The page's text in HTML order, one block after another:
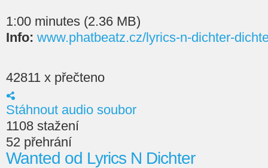
1:00 minutes (2.36 MB)
Info: www.phatbeatz.cz/lyrics-n-dichter-
42811 x přečteno
Stáhnout audio soubor
1108 stažení
52 přehrání
Wanted od Lyrics N Dichter